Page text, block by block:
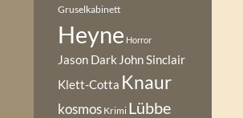
Gruselkabinett
Heyne Horror
Jason Dark John Sinclair
Klett-Cotta Knaur
kosmos Krimi Lübbe